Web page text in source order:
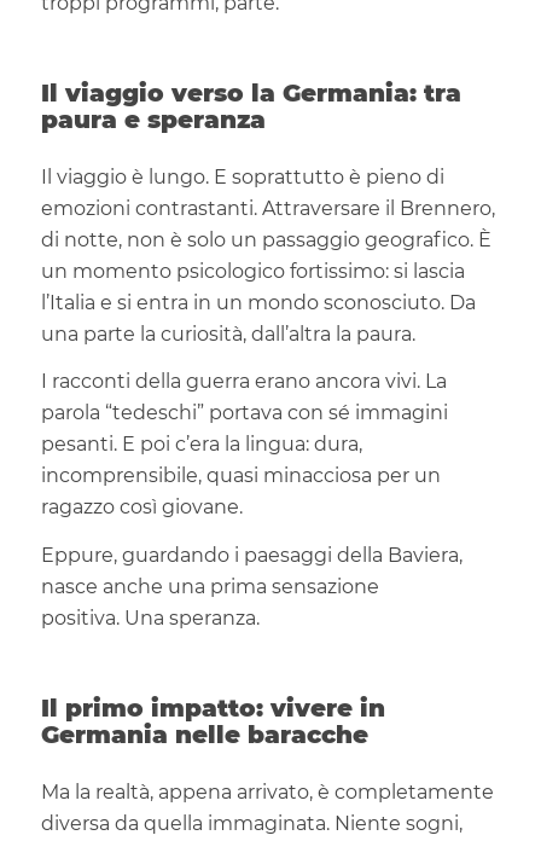
Il viaggio verso la Germania: tra
paura e speranza
Il viaggio è lungo. E soprattutto è pieno di
emozioni contrastanti. Attraversare il Brennero,
di notte, non è solo un passaggio geografico. È
un momento psicologico fortissimo: si lascia
l’Italia e si entra in un mondo sconosciuto. Da
una parte la curiosità, dall’altra la paura.
I racconti della guerra erano ancora vivi. La
parola “tedeschi” portava con sé immagini
pesanti. E poi c’era la lingua: dura,
incomprensibile, quasi minacciosa per un
ragazzo così giovane.
Eppure, guardando i paesaggi della Baviera,
nasce anche una prima sensazione
positiva. Una speranza.
Il primo impatto: vivere in
Germania nelle baracche
Ma la realtà, appena arrivato, è completamente
diversa da quella immaginata. Niente sogni,